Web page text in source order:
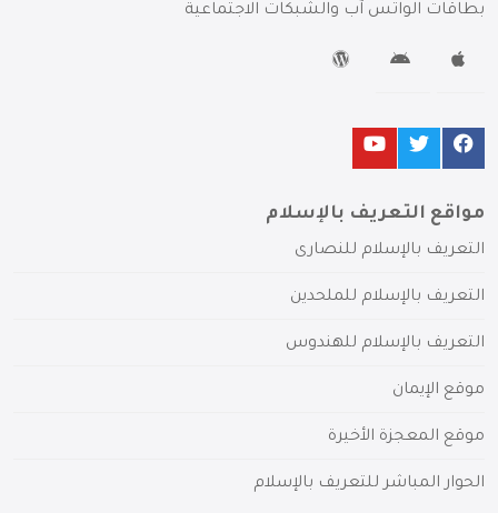
بطاقات الواتس آب والشبكات الاجتماعية
مواقع التعريف بالإسلام
التعريف بالإسلام للنصارى
التعريف بالإسلام للملحدين
التعريف بالإسلام للهندوس
موقع الإيمان
موقع المعجزة الأخيرة
الحوار المباشر للتعريف بالإسلام